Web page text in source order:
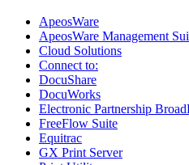
ApeosWare
ApeosWare Management
Cloud Solutions
Connect to:
DocuShare
DocuWorks
Electronic Partnership
FreeFlow Suite
Equitrac
GX Print Server